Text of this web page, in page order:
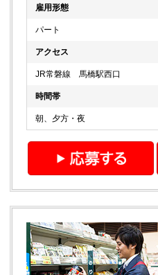
雇用形態
パート
アクセス
JR常磐線 馬橋駅西口
時間帯
朝、夕方・夜